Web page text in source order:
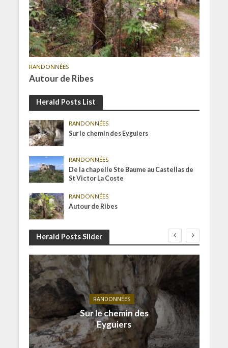
RANDONNÉES
Autour de Ribes
Herald Posts List
RANDONNÉES
Sur le chemin des Eyguiers
RANDONNÉES
De la chapelle Ste Baume au Castellas de
St Victor La Coste
RANDONNÉES
Autour de Ribes
Herald Posts Slider
RANDONNÉES
Sur le chemin des
Eyguiers